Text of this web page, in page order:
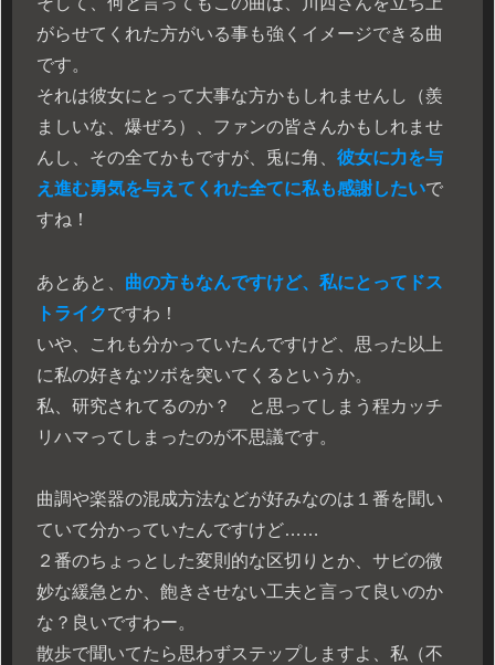
がらせてくれた方がいる事も強くイメージできる曲
です。
それは彼女にとって大事な方かもしれませんし（羨
ましいな、爆ぜろ）、ファンの皆さんかもしれませ
んし、その全てかもですが、兎に角、 彼女に力を与
え進む勇気を与えてくれた全てに私も感謝したいで
すね！
あとあと、 曲の方もなんですけど、私にとってドス
トライクですわ！
いや、これも分かっていたんですけど、思った以上
に私の好きなツボを突いてくるというか。
私、研究されてるのか？ と思ってしまう程カッチ
リハマってしまったのが不思議です。
曲調や楽器の混成方法などが好みなのは１番を聞い
ていて分かっていたんですけど……
２番のちょっとした変則的な区切りとか、サビの微
妙な緩急とか、飽きさせない工夫と言って良いのか
な？良いですわー。
散歩で聞いてたら思わずステップしますよ、私（不